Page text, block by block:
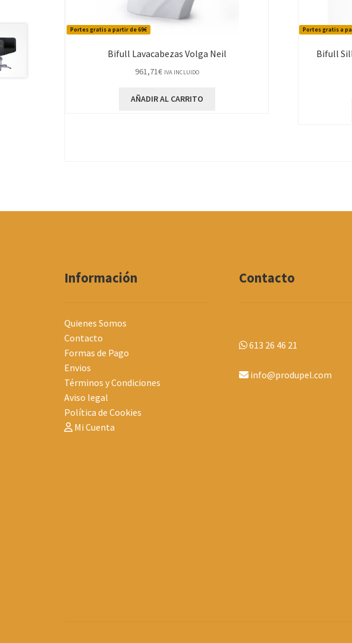
Portes gratis a partir de 69€
Bifull Lavacabezas Volga Neil
961,71€ IVA INCLUIDO
AÑADIR AL CARRITO
Portes gratis a
Bifull
Información
Quienes Somos
Contacto
Formas de Pago
Envios
Términos y Condiciones
Aviso legal
Política de Cookies
Mi Cuenta
Contacto
613 26 46 21
info@produpel.com